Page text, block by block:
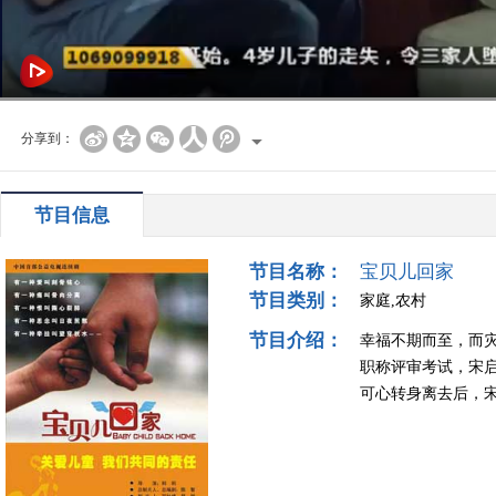
分享到：
节目信息
节目名称：
宝贝儿回家
节目类别：
家庭,农村
节目介绍：
幸福不期而至，而
职称评审考试，宋
可心转身离去后，